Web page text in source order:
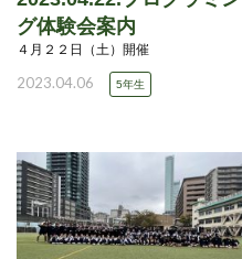
グ体験会案内
４月２２日（土）開催
2023.04.06 5年生